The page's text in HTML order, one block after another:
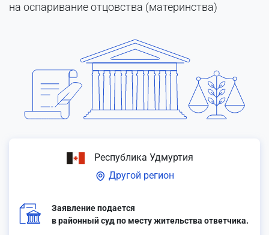
на оспаривание отцовства (материнства)
Республика Удмуртия
Другой регион
Заявление подается
в районный суд по месту жительства ответчика.